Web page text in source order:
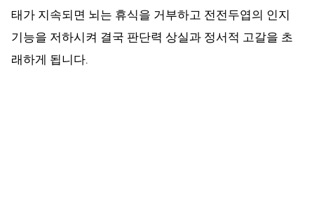
태가 지속되면 뇌는 휴식을 거부하고 전전두엽의 인지
기능을 저하시켜 결국 판단력 상실과 정서적 고갈을 초
래하게 됩니다.